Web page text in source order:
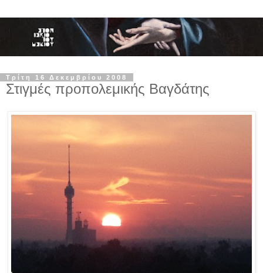
Τρίτη 16 Δεκεμβρίου 2008
Στιγμές προπολεμικής Βαγδάτης